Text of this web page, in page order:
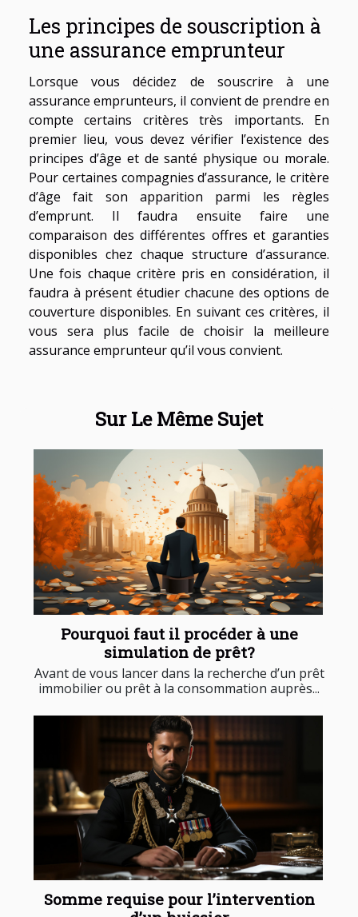
Les principes de souscription à
une assurance emprunteur
Lorsque vous décidez de souscrire à une
assurance emprunteurs, il convient de prendre en
compte certains critères très importants. En
premier lieu, vous devez vérifier l’existence des
principes d’âge et de santé physique ou morale.
Pour certaines compagnies d’assurance, le critère
d’âge fait son apparition parmi les règles
d’emprunt. Il faudra ensuite faire une
comparaison des différentes offres et garanties
disponibles chez chaque structure d’assurance.
Une fois chaque critère pris en considération, il
faudra à présent étudier chacune des options de
couverture disponibles. En suivant ces critères, il
vous sera plus facile de choisir la meilleure
assurance emprunteur qu’il vous convient.
Sur Le Même Sujet
Pourquoi faut il procéder à une
simulation de prêt?
Avant de vous lancer dans la recherche d’un prêt
immobilier ou prêt à la consommation auprès...
Somme requise pour l’intervention